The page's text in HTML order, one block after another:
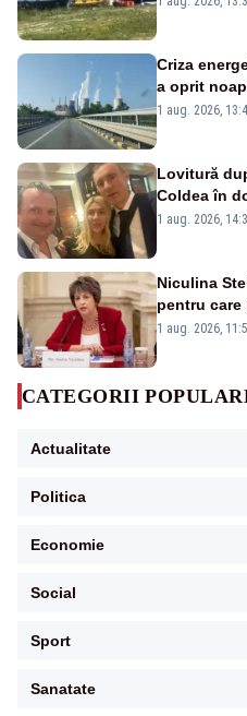
Criza
a oprit
de la
1 aug. 2026,
Lovitură
Coldea în
Păcuraru
1 aug. 2026,
Niculina
pentru care
nu este o
1 aug. 2026,
CATEGORII
Actualitate
Politica
Economie
Social
Sport
Sanatate